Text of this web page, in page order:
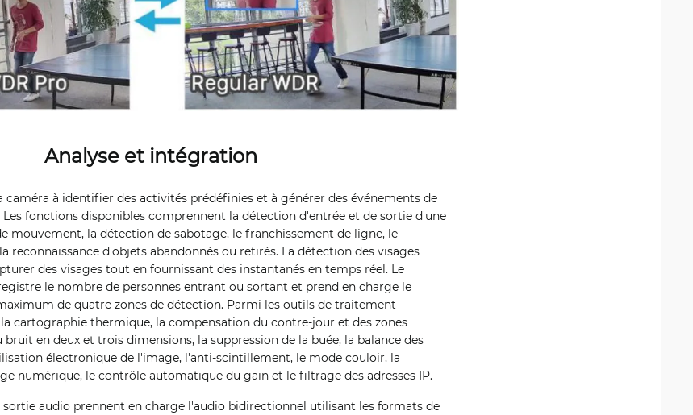
Analyse et intégration
caméra à identifier des activités prédéfinies et à générer des événements de
fonctions disponibles comprennent la détection d'entrée et de sortie d'une
mouvement, la détection de sabotage, le franchissement de ligne, le
reconnaissance d'objets abandonnés ou retirés. La détection des visages
des visages tout en fournissant des instantanés en temps réel. Le
le nombre de personnes entrant ou sortant et prend en charge le
de quatre zones de détection. Parmi les outils de traitement
cartographie thermique, la compensation du contre-jour et des zones
en deux et trois dimensions, la suppression de la buée, la balance des
électronique de l'image, l'anti-scintillement, le mode couloir, la
numérique, le contrôle automatique du gain et le filtrage des adresses IP.
audio prennent en charge l'audio bidirectionnel utilisant les formats de